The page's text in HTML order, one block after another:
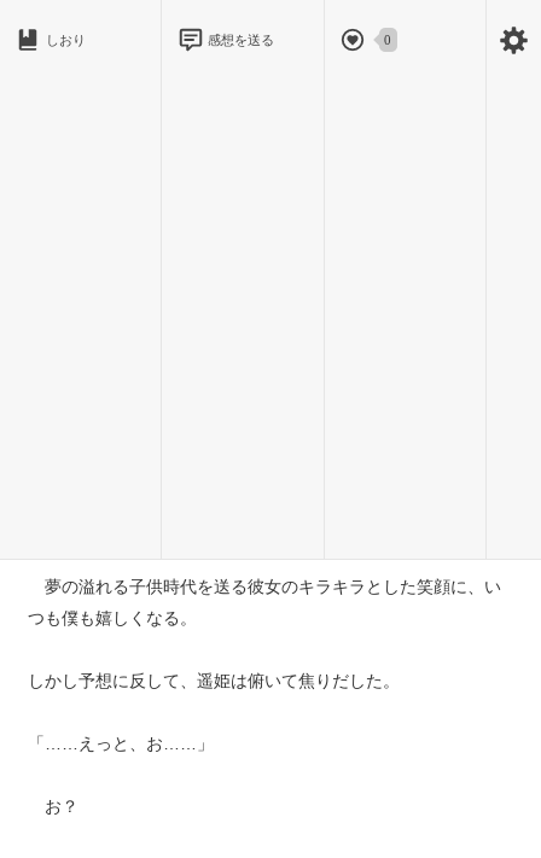
しおり 感想を送る 0
るのなら、そして義之さんが納得しているならばこれでいいの
夢の溢れる子供時代を送る彼女のキラキラとした笑顔に、い
つも僕も嬉しくなる。
しかし予想に反して、遥姫は俯いて焦りだした。
「……えっと、お……」
お？